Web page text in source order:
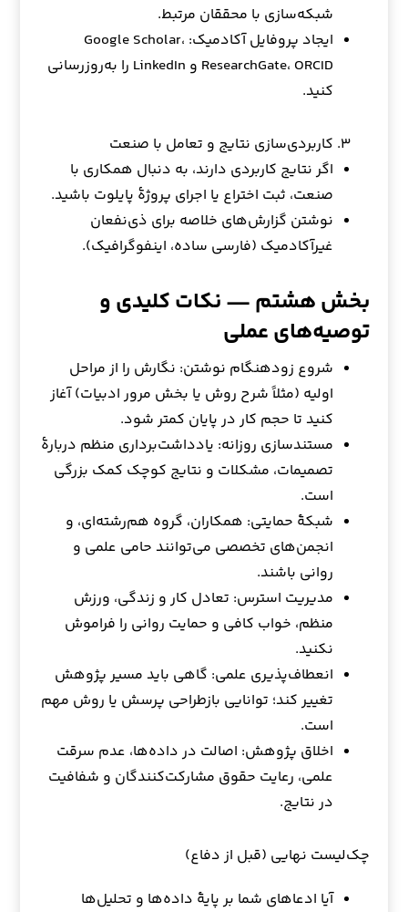
شبکه‌سازی با محققان مرتبط.
ایجاد پروفایل آکادمیک: Google Scholar،
ResearchGate، ORCID و LinkedIn را به‌روزرسانی
کنید.
کاربردی‌سازی نتایج و تعامل با صنعت
اگر نتایج کاربردی دارند، به دنبال همکاری با
صنعت، ثبت اختراع یا اجرای پروژهٔ پایلوت باشید.
نوشتن گزارش‌های خلاصه برای ذی‌نفعان
غیرآکادمیک (فارسی ساده، اینفوگرافیک).
بخش هشتم — نکات کلیدی و
توصیه‌های عملی
شروع زودهنگام نوشتن: نگارش را از مراحل
اولیه (مثلاً شرح روش یا بخش مرور ادبیات) آغاز
کنید تا حجم کار در پایان کمتر شود.
مستندسازی روزانه: یادداشت‌برداری منظم دربارهٔ
تصمیمات، مشکلات و نتایج کوچک کمک بزرگی
است.
شبکهٔ حمایتی: همکاران، گروه هم‌رشته‌ای، و
انجمن‌های تخصصی می‌توانند حامی علمی و
روانی باشند.
مدیریت استرس: تعادل کار و زندگی، ورزش
منظم، خواب کافی و حمایت روانی را فراموش
نکنید.
انعطاف‌پذیری علمی: گاهی باید مسیر پژوهش
تغییر کند؛ توانایی بازطراحی پرسش یا روش مهم
است.
اخلاق پژوهش: اصالت در داده‌ها، عدم سرقت
علمی، رعایت حقوق مشارکت‌کنندگان و شفافیت
در نتایج.
چک‌لیست نهایی (قبل از دفاع)
آیا ادعاهای شما بر پایهٔ داده‌ها و تحلیل‌ها